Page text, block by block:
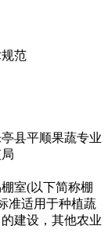
范
县平顺果蔬专业
室(以下简称棚
准适用于种植蔬
建设，其他农业